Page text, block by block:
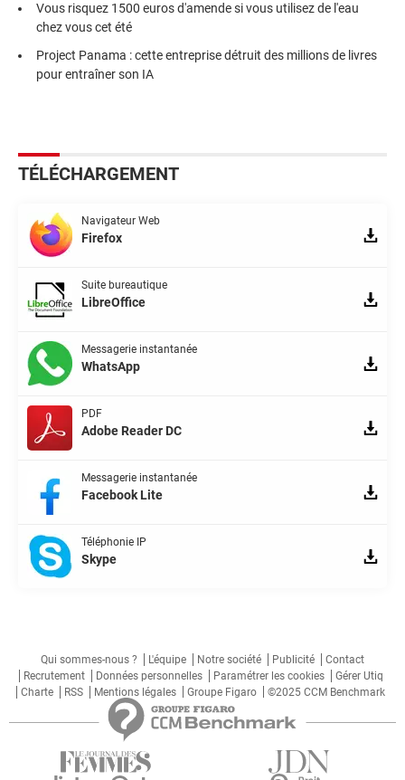
Vous risquez 1500 euros d'amende si vous utilisez de l'eau
chez vous cet été
Project Panama : cette entreprise détruit des millions de livres
pour entraîner son IA
TÉLÉCHARGEMENT
Navigateur Web
Firefox
Suite bureautique
LibreOffice
Messagerie instantanée
WhatsApp
PDF
Adobe Reader DC
Messagerie instantanée
Facebook Lite
Téléphonie IP
Skype
Qui sommes-nous ? L'équipe Notre société Publicité
Contact
Recrutement
Données personnelles Paramétrer les cookies
Gérer Utiq
Charte
RSS Mentions légales Groupe Figaro ©2025 CCM Benchmark